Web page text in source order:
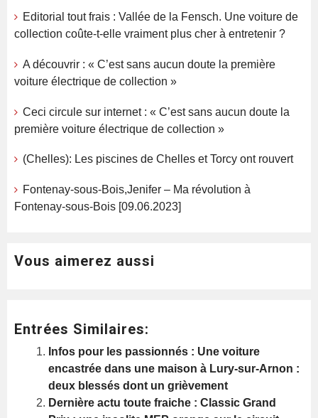
Editorial tout frais : Vallée de la Fensch. Une voiture de
collection coûte-t-elle vraiment plus cher à entretenir ?
A découvrir : « C’est sans aucun doute la première
voiture électrique de collection »
Ceci circule sur internet : « C’est sans aucun doute la
première voiture électrique de collection »
(Chelles): Les piscines de Chelles et Torcy ont rouvert
Fontenay-sous-Bois,Jenifer – Ma révolution à
Fontenay-sous-Bois [09.06.2023]
Vous aimerez aussi
Entrées Similaires:
Infos pour les passionnés : Une voiture
encastrée dans une maison à Lury-sur-Arnon :
deux blessés dont un grièvement
Dernière actu toute fraiche : Classic Grand